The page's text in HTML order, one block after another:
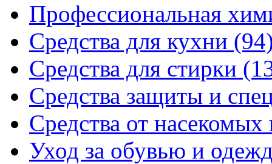
Профессиональная
Средства для кухни
Средства для стирки
Средства защиты и
Средства от
Уход за обувью и